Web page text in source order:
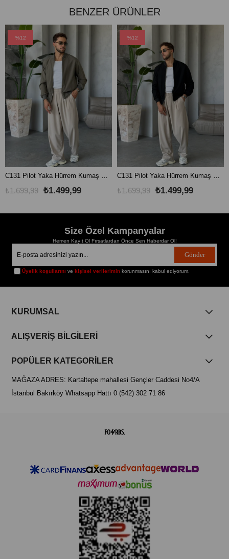
BENZER ÜRÜNLER
C131 Pilot Yaka Hürrem Kumaş Ceket Haki
₺1.499,99
₺1.699,99
%12
C131 Pilot Yaka Hürrem Kumaş Ceket Siyah
₺1.499,99
₺1.699,99
%12
Size Özel Kampanyalar
Hemen Kayıt Ol Fırsatlardan Önce Sen Haberdar Ol!
Gönder
Üyelik koşullarını vekişisel verilerimin korunmasını kabul ediyorum.
KURUMSAL
ALIŞVERİŞ BİLGİLERİ
POPÜLER KATEGORİLER
MAĞAZA ADRES: Kartaltepe mahallesi Gençler Caddesi No4/A
İstanbul Bakırköy Whatsapp Hattı 0 (542) 302 71 86